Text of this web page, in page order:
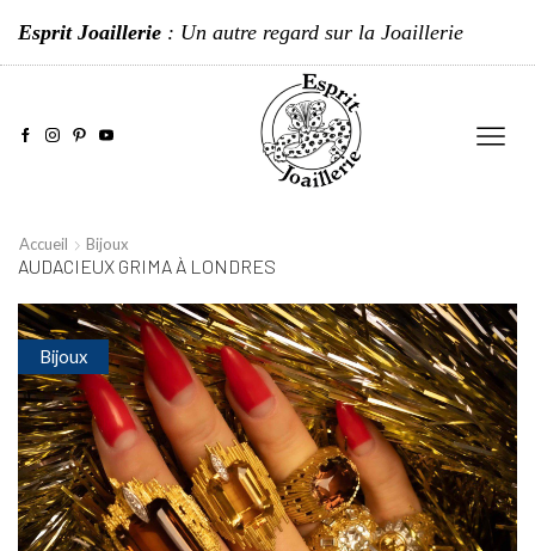
Esprit Joaillerie : Un autre regard sur la Joaillerie
Accueil Bijoux
AUDACIEUX GRIMA À LONDRES
Bijoux